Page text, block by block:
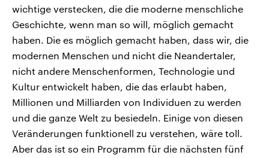
wichtige verstecken, die die moderne menschliche
Geschichte, wenn man so will, möglich gemacht
haben. Die es möglich gemacht haben, dass wir, die
modernen Menschen und nicht die Neandertaler,
nicht andere Menschenformen, Technologie und
Kultur entwickelt haben, die das erlaubt haben,
Millionen und Milliarden von Individuen zu werden
und die ganze Welt zu besiedeln. Einige von diesen
Veränderungen funktionell zu verstehen, wäre toll.
Aber das ist so ein Programm für die nächsten fünf